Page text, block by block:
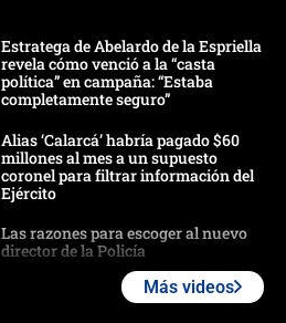
Estratega de Abelardo de la Espriella
revela cómo venció a la “casta
política” en campaña: “Estaba
completamente seguro”
Alias ‘Calarcá’ habría pagado $60
millones al mes a un supuesto
coronel para filtrar información del
Ejército
Las razones para escoger al nuevo
director de la Policía
Más videos